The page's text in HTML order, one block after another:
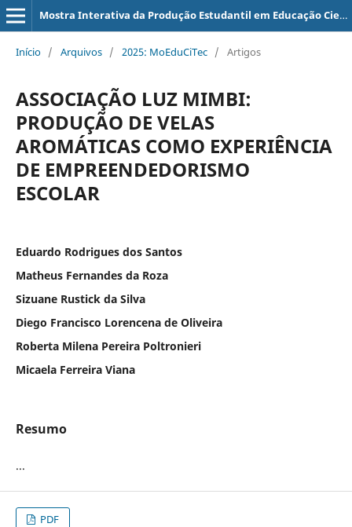
Mostra Interativa da Produção Estudantil em Educação Científica e Tecnológica
Início / Arquivos / 2025: MoEduCiTec / Artigos
ASSOCIAÇÃO LUZ MIMBI:
PRODUÇÃO DE VELAS
AROMÁTICAS COMO EXPERIÊNCIA
DE EMPREENDEDORISMO
ESCOLAR
Eduardo Rodrigues dos Santos
Matheus Fernandes da Roza
Sizuane Rustick da Silva
Diego Francisco Lorencena de Oliveira
Roberta Milena Pereira Poltronieri
Micaela Ferreira Viana
Resumo
...
PDF